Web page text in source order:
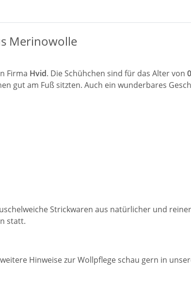
Merinowolle
Firma Hvid. Die Schühchen sind für das Alter von
gut am Fuß sitzten. Auch ein wunderbares
Strickwaren aus natürlicher und
statt.
Hinweise zur Wollpflege schau gern in